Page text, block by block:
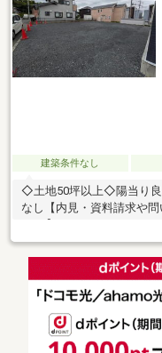
建築条件なし
◇土地50坪以上◇陽当り
なし【内見・資料請求や